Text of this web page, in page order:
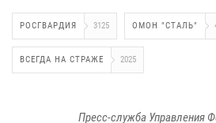
РОСГВАРДИЯ 3125 ОМОН "СТАЛЬ"
ВСЕГДА НА СТРАЖЕ 2025
Пресс-служба Управления